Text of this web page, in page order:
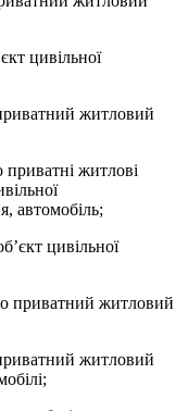
цивільної
житловий
житлові
автомобіль;
цивільної
приватний житловий
житловий